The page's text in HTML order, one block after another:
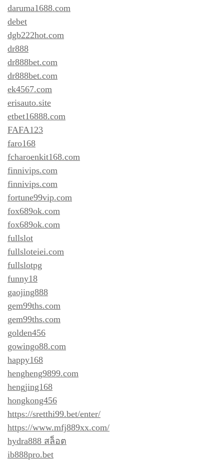
daruma1688.com
debet
dgb222hot.com
dr888
dr888bet.com
dr888bet.com
ek4567.com
erisauto.site
etbet16888.com
FAFA123
faro168
fcharoenkit168.com
finnivips.com
finnivips.com
fortune99vip.com
fox689ok.com
fox689ok.com
fullslot
fullsloteiei.com
fullslotpg
funny18
gaojing888
gem99ths.com
gem99ths.com
golden456
gowingo88.com
happy168
hengheng9899.com
hengjing168
hongkong456
https://sretthi99.bet/enter/
https://www.mfj889xx.com/
hydra888 สล็อต
ib888pro.bet